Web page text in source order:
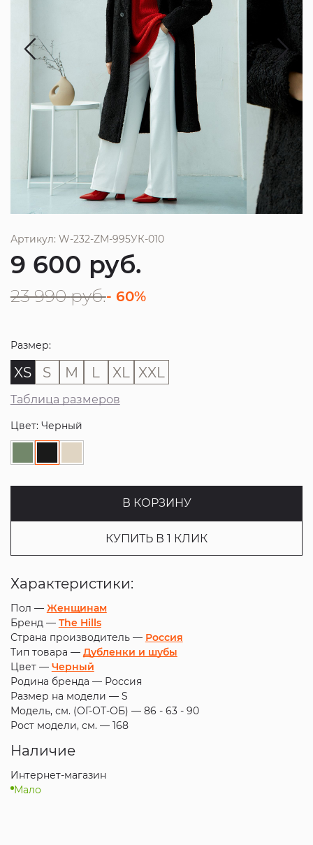
Артикул: W-232-ZM-995УК-010
9 600 руб.
23 990 руб.- 60%
Размер:
XS S M L XL XXL
Таблица размеров
Цвет: Черный
В КОРЗИНУ
КУПИТЬ В 1 КЛИК
Характеристики:
Пол — Женщинам
Бренд — The Hills
Страна производитель — Россия
Тип товара — Дубленки и шубы
Цвет — Черный
Родина бренда — Россия
Размер на модели — S
Модель, см. (ОГ-ОТ-ОБ) — 86 - 63 - 90
Рост модели, см. — 168
Наличие
Интернет-магазин
Мало